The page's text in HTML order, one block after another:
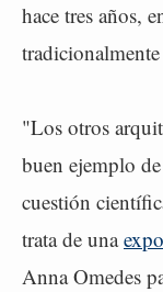
hace tres años,
"Los otros
buen ejemplo
cuestión
trata de una
Anna Omedes